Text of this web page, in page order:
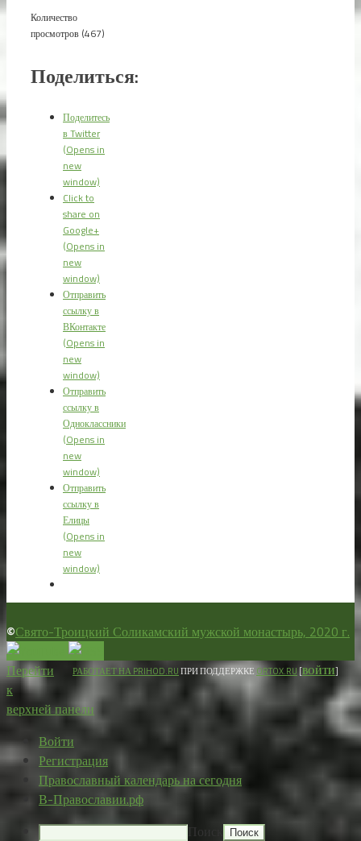
Количество
просмотров (467)
Поделиться:
Поделитесь
в Twitter
(Opens in
new
window)
Click to
share on
Google+
(Opens in
new
window)
Отправить
ссылку в
ВКонтакте
(Opens in
new
window)
Отправить
ссылку в
Одноклассники
(Opens in
new
window)
Отправить
ссылку в
Елицы
(Opens in
new
window)
©Свято-Троицкий Соликамский мужской монастырь, 2020 г.
РАБОТАЕТ НА PRIHOD.RUПРИ ПОДДЕРЖКЕ ORTOX.RU [ВОЙТИ]
Перейти
к
верхней панели
Войти
Регистрация
Православный календарь на сегодня
В-Православии.рф
Поиск